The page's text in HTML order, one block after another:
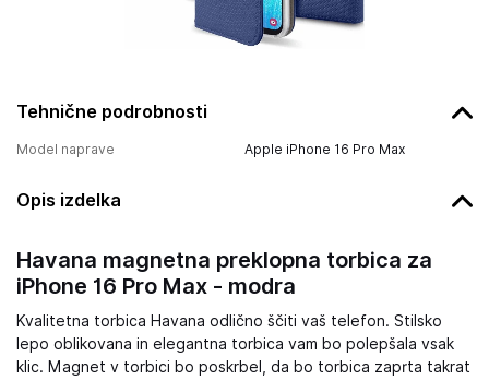
Tehnične podrobnosti
Model naprave Apple iPhone 16 Pro Max
Opis izdelka
Havana magnetna preklopna torbica za
iPhone 16 Pro Max - modra
Kvalitetna torbica Havana odlično ščiti vaš telefon. Stilsko
lepo oblikovana in elegantna torbica vam bo polepšala vsak
klic. Magnet v torbici bo poskrbel, da bo torbica zaprta takrat